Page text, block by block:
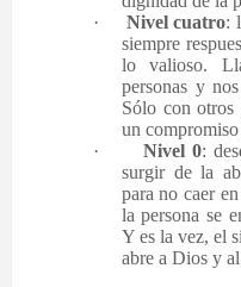
·
Nivel cuatro:
siempre
lo valioso.
personas y
Sólo con
un
·
Nivel 0:
surgir de la
para no caer
la persona se
Y es la vez, el
abre a Dios y